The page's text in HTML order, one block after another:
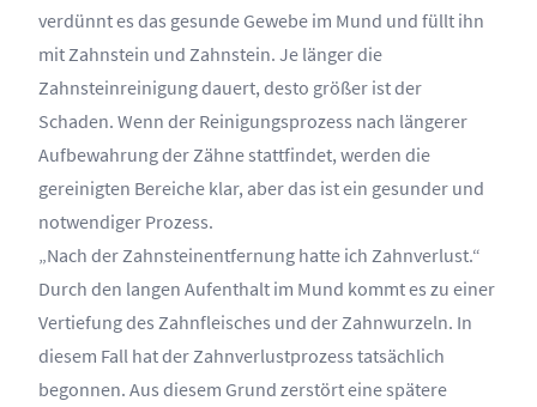
verdünnt es das gesunde Gewebe im Mund und füllt ihn
mit Zahnstein und Zahnstein. Je länger die
Zahnsteinreinigung dauert, desto größer ist der
Schaden. Wenn der Reinigungsprozess nach längerer
Aufbewahrung der Zähne stattfindet, werden die
gereinigten Bereiche klar, aber das ist ein gesunder und
notwendiger Prozess.
„Nach der Zahnsteinentfernung hatte ich Zahnverlust.“
Durch den langen Aufenthalt im Mund kommt es zu einer
Vertiefung des Zahnfleisches und der Zahnwurzeln. In
diesem Fall hat der Zahnverlustprozess tatsächlich
begonnen. Aus diesem Grund zerstört eine spätere